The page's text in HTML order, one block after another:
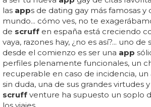
las apps de dating gay más famosas y
mundo... cómo ves, no te
de scruff en españa está creciendo
vaya, razones hay, ¿no es así?... uno
desde el comienzo es ser una app
perfiles plenamente funcionales, un
recuperable en caso de incidencia, un
sin duda, una de sus grandes virtudes
scruff venture ha supuesto un soplo